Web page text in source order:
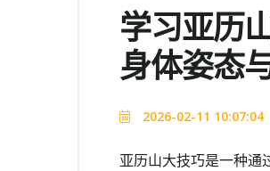
学习亚历
身体姿态
2026-02-11 10:07:04
亚历山大技巧是一种通